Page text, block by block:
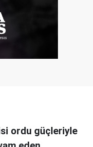
ordu güçleriyle